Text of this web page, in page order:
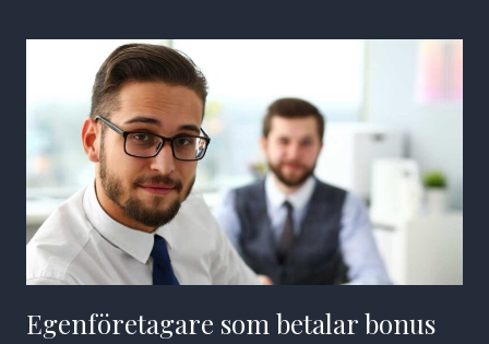
Egenföretagare som betalar bonus